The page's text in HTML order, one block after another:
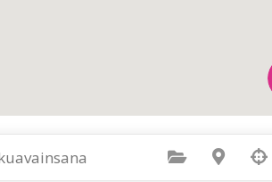
Valitse kategoria Valitse Sijainti